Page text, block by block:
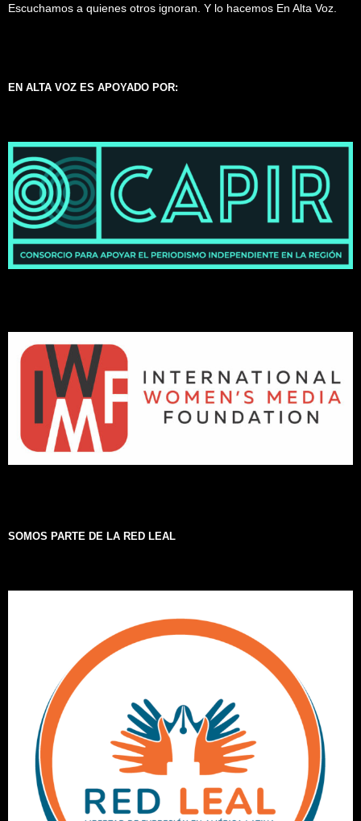
Escuchamos a quienes otros ignoran. Y lo hacemos En Alta Voz.
EN ALTA VOZ ES APOYADO POR:
SOMOS PARTE DE LA RED LEAL